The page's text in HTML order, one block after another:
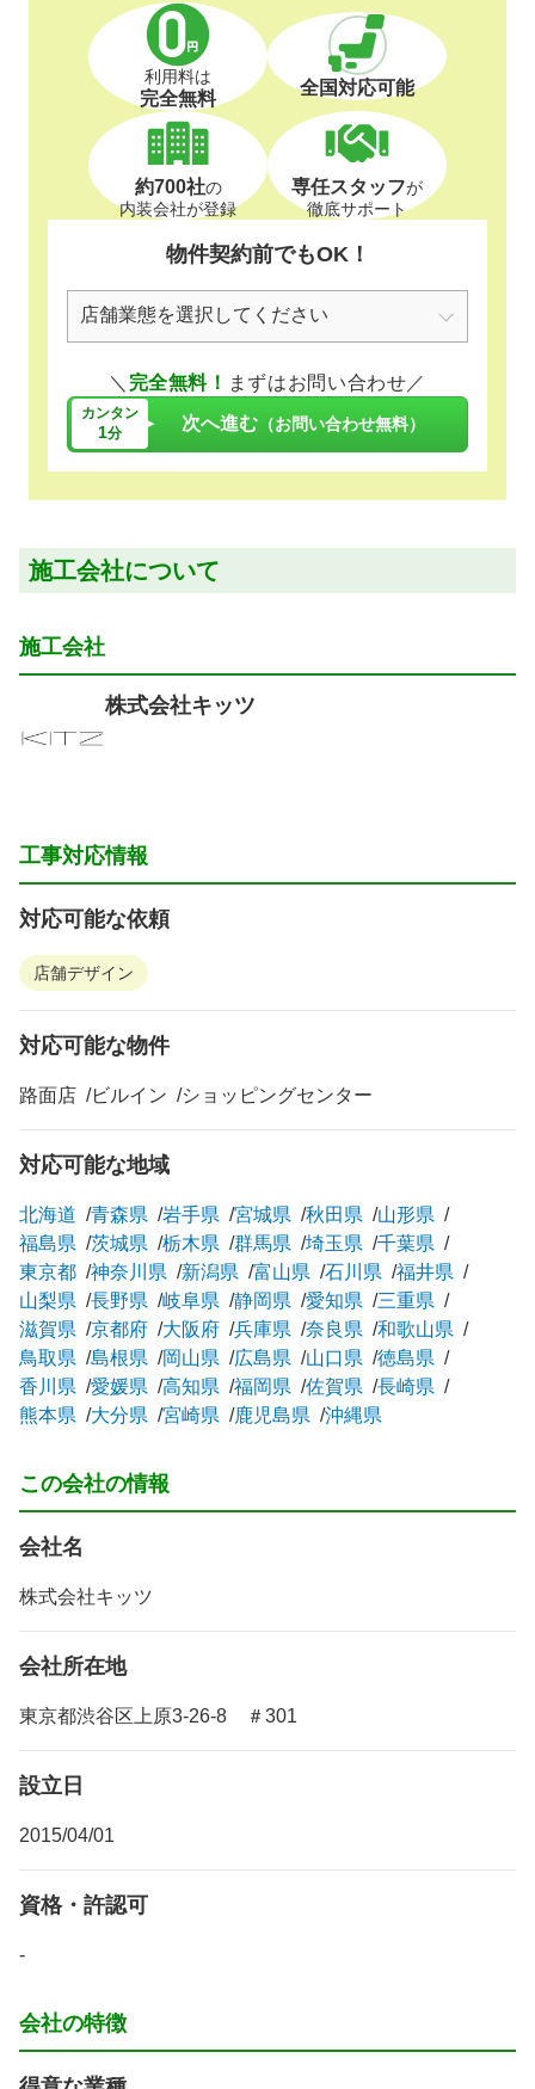
利用料は
完全無料 全国対応可能
約700社の
内装会社が登録
専任スタッフが
徹底サポート
物件契約前でもOK！
＼ 完全無料！ まずはお問い合わせ／
カンタン
1分 次へ進む （お問い合わせ無料）
施工会社について
施工会社
株式会社キッツ
工事対応情報
対応可能な依頼
店舗デザイン
対応可能な物件
路面店 ビルイン ショッピングセンター
対応可能な地域
北海道 青森県 岩手県 宮城県 秋田県
山形県
福島県
茨城県 栃木県 群馬県 埼玉県
千葉県
東京都
神奈川県 新潟県 富山県 石川県
福井県
山梨県
長野県 岐阜県 静岡県 愛知県
三重県
滋賀県
京都府 大阪府 兵庫県 奈良県
和歌山県
鳥取県
島根県 岡山県 広島県 山口県
徳島県
香川県
愛媛県 高知県 福岡県 佐賀県
長崎県
熊本県
大分県 宮崎県 鹿児島県 沖縄県
この会社の情報
会社名
株式会社キッツ
会社所在地
東京都渋谷区上原3-26-8 ＃301
設立日
2015/04/01
資格・許認可
-
会社の特徴